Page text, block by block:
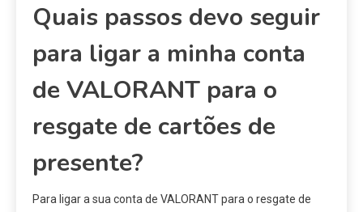
Quais passos devo seguir
para ligar a minha conta
de VALORANT para o
resgate de cartões de
presente?
Para ligar a sua conta de VALORANT para o resgate de